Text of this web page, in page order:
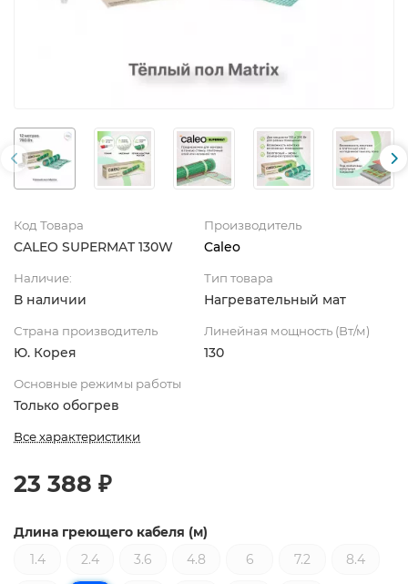
Код Товара
CALEO SUPERMAT 130W
Производитель
Caleo
Наличие:
В наличии
Тип товара
Нагревательный мат
Страна производитель
Ю. Корея
Линейная мощность (Вт/м)
130
Основные режимы работы
Только обогрев
Все характеристики
23 388 ₽
Длина греющего кабеля (м)
1.4
2.4 3.6 4.8 6 7.2 8.4